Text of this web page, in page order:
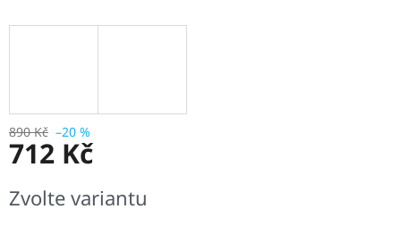
890 Kč –20 %
712 Kč
cena:
Zvolte variantu